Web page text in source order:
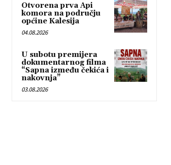
Otvorena prva Api
komora na području
općine Kalesija
04.08.2026
U subotu premijera
dokumentarnog filma
“Sapna između čekića i
nakovnja”
03.08.2026